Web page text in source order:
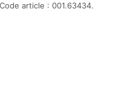
article : 001.63434.